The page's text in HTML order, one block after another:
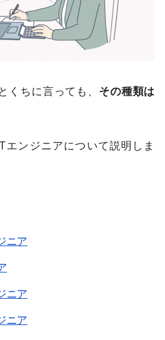
くちに言っても、 その種類は
エンジニアについて説明しま
ニア
ニア
ニア